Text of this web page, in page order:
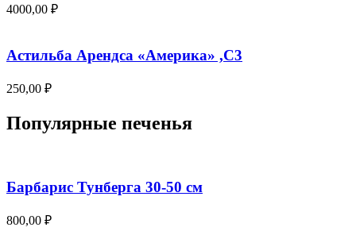
4000,00 ₽
Астильба Арендса «Америка» ,С3
250,00 ₽
Популярные печенья
Барбарис Тунберга 30-50 см
800,00 ₽